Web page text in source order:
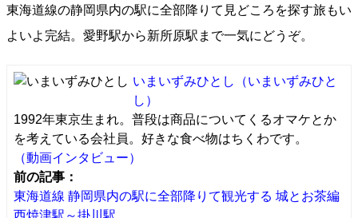
東海道線の静岡県内の駅に全部降りて見どころを探す旅もい
よいよ完結。愛野駅から新所原駅まで一気にどうぞ。
いまいずみひとし
（いまいずみひと
し）
1992年東京生まれ。普段は商品についてくるオマケとか
を考えている会社員。好きな食べ物はちくわです。
（動画インタビュー）
前の記事：
東海道線 静岡県内の駅に全部降りて観光する 城とお茶編
西焼津駅～掛川駅